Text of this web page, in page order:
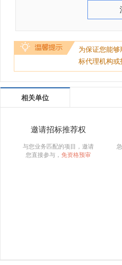
为保证您能
标代理机构或
相关单位
邀请招标推荐权
与您业务匹配的项目，邀请
您直接参与， 免资格预审